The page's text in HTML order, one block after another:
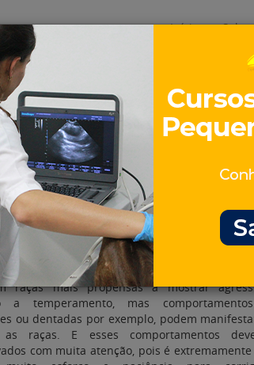
Início Sobre
e ovinos
Eventos
Equinos
raças mais propensas a mostrar
a temperamento, mas
ou dentadas por exemplo, podem
as raças. E esses comportamentos
com muita atenção, pois é